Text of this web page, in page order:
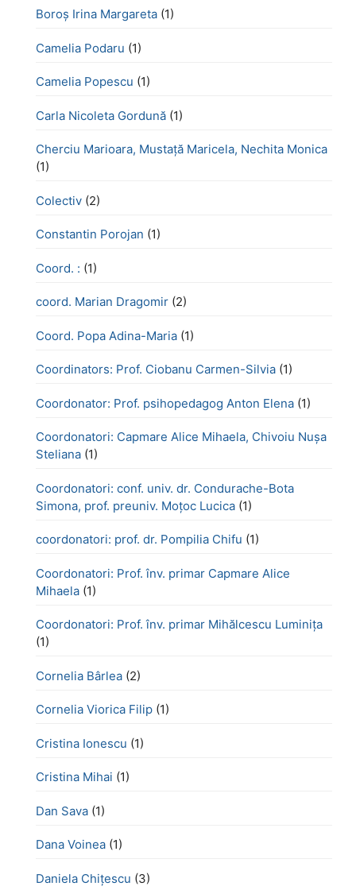
Boroş Irina Margareta (1)
Camelia Podaru (1)
Camelia Popescu (1)
Carla Nicoleta Gordună (1)
Cherciu Marioara, Mustață Maricela, Nechita Monica
(1)
Colectiv (2)
Constantin Porojan (1)
Coord. : (1)
coord. Marian Dragomir (2)
Coord. Popa Adina-Maria (1)
Coordinators: Prof. Ciobanu Carmen-Silvia (1)
Coordonator: Prof. psihopedagog Anton Elena (1)
Coordonatori: Capmare Alice Mihaela, Chivoiu Nușa
Steliana (1)
Coordonatori: conf. univ. dr. Condurache-Bota
Simona, prof. preuniv. Moțoc Lucica (1)
coordonatori: prof. dr. Pompilia Chifu (1)
Coordonatori: Prof. înv. primar Capmare Alice
Mihaela (1)
Coordonatori: Prof. înv. primar Mihălcescu Luminița
(1)
Cornelia Bârlea (2)
Cornelia Viorica Filip (1)
Cristina Ionescu (1)
Cristina Mihai (1)
Dan Sava (1)
Dana Voinea (1)
Daniela Chițescu (3)